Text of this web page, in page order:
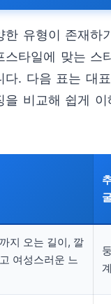
한 유형이 존재하
스타일에 맞는 스
다. 다음 표는 대
을 비교해 쉽게
지 오는 길이, 깔
여성스러운 느